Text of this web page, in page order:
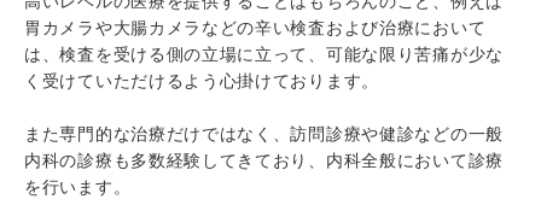
胃カメラや大腸カメラなどの辛い検査および治療において
は、検査を受ける側の立場に立って、可能な限り苦痛が少な
く受けていただけるよう心掛けております。
また専門的な治療だけではなく、訪問診療や健診などの一般
内科の診療も多数経験してきており、内科全般において診療
を行います。